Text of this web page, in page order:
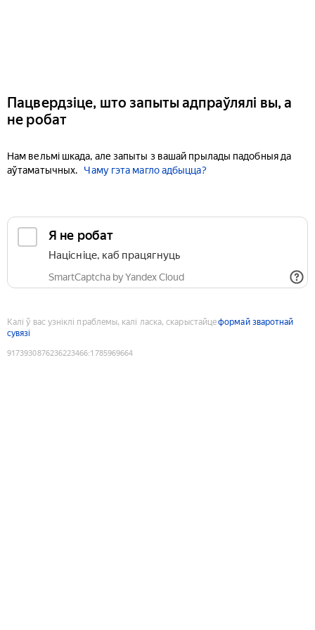
Пацвердзіце, што запыты адпраўлялі вы, а
не робат
Нам вельмі шкада, але запыты з вашай прылады падобныя да
аўтаматычных.
Чаму гэта магло адбыцца?
Я не робат
Націсніце, каб працягнуць
SmartCaptcha by Yandex Cloud
Калі ў вас узніклі праблемы, калі ласка, скарыстайцеформай зваротнай
сувязі
9173930876236223466:1785969664